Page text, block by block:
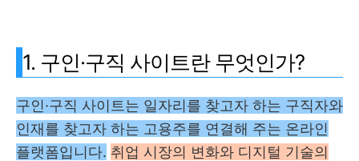
1. 구인·구직 사이트란 무엇인가?
구인·구직 사이트는 일자리를 찾고자 하는 구직자와
인재를 찾고자 하는 고용주를 연결해 주는 온라인
플랫폼입니다. 취업 시장의 변화와 디지털 기술의